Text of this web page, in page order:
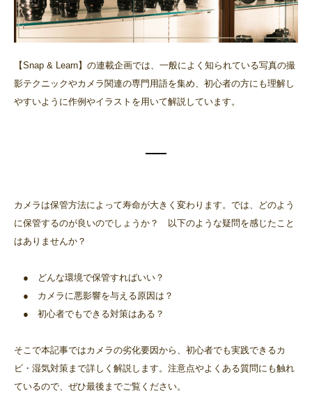
【Snap & Learn】の連載企画では、一般によく知られている写真の撮
影テクニックやカメラ関連の専門用語を集め、初心者の方にも理解し
やすいように作例やイラストを用いて解説しています。
カメラは保管方法によって寿命が大きく変わります。では、どのよう
に保管するのが良いのでしょうか？ 以下のような疑問を感じたこと
はありませんか？
● どんな環境で保管すればいい？
● カメラに悪影響を与える原因は？
● 初心者でもできる対策はある？
そこで本記事ではカメラの劣化要因から、初心者でも実践できるカ
ビ・湿気対策まで詳しく解説します。注意点やよくある質問にも触れ
ているので、ぜひ最後までご覧ください。